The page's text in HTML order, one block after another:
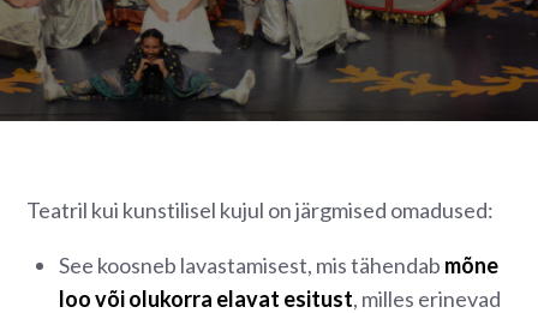
Teatril kui kunstilisel kujul on järgmised omadused:
See koosneb lavastamisest, mis tähendab mõne
loo või olukorra elavat esitust, milles erinevad